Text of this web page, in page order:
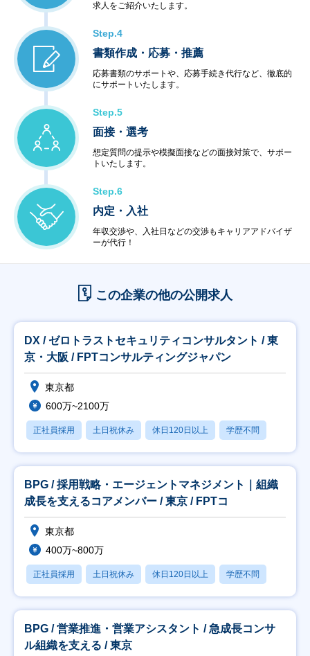
求人をご紹介いたします。
Step.4
書類作成・応募・推薦
応募書類のサポートや、応募手続き代行など、徹底的
にサポートいたします。
Step.5
面接・選考
想定質問の提示や模擬面接などの面接対策で、サポー
トいたします。
Step.6
内定・入社
年収交渉や、入社日などの交渉もキャリアアドバイザ
ーが代行！
この企業の他の公開求人
DX / ゼロトラストセキュリティコンサルタント / 東
京・大阪 / FPTコンサルティングジャパン
東京都
600万~2100万
正社員採用 土日祝休み 休日120日以上 学歴不問
BPG / 採用戦略・エージェントマネジメント｜組織
成長を支えるコアメンバー / 東京 / FPTコ
東京都
400万~800万
正社員採用 土日祝休み 休日120日以上 学歴不問
BPG / 営業推進・営業アシスタント / 急成長コンサ
ル組織を支える / 東京